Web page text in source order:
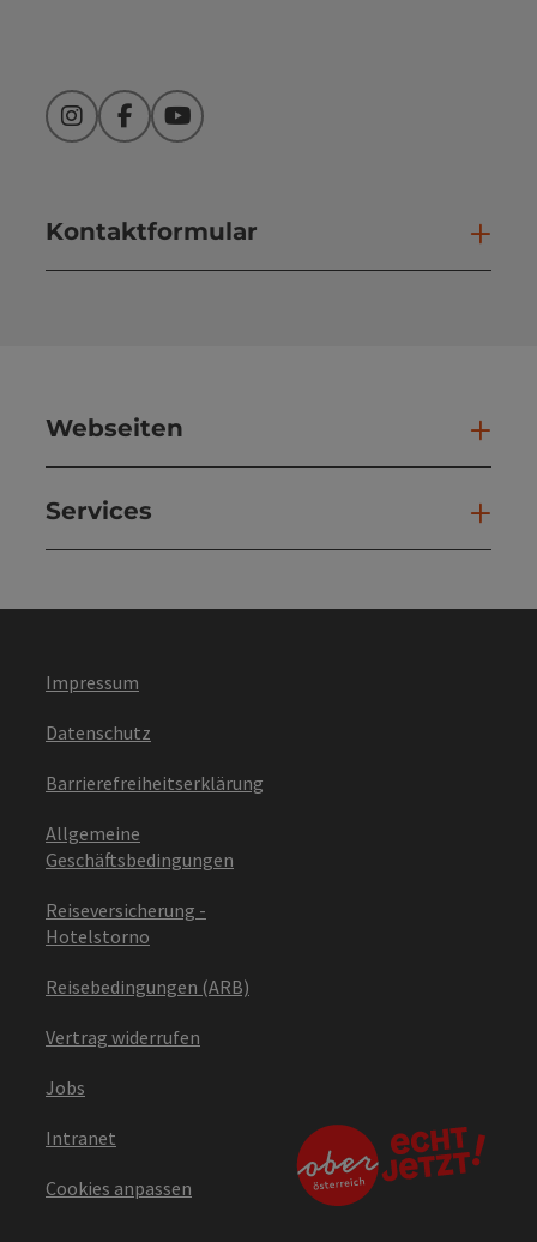
InstagramFacebookYouTube
Kontaktformular
Webseiten
Services
Impressum
Datenschutz
Barrierefreiheitserklärung
Allgemeine
Geschäftsbedingungen
Reiseversicherung -
Hotelstorno
Reisebedingungen (ARB)
Vertrag widerrufen
Jobs
Intranet
Cookies anpassen